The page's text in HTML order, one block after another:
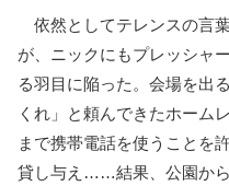
依然としてテレンスの言
が、ニックにもプレッシャ
る羽目に陥った。会場を出
くれ」と頼んできたホーム
まで携帯電話を使うことを
貸し与え……結果、公園か